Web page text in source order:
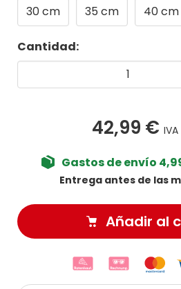
30 cm 35 cm 40 cm
Cantidad:
42,99 €
Gastos de envío
Entrega antes de las
Añadir al